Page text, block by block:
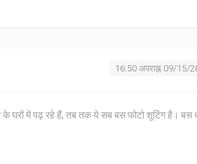
16:50 अपराह्न 09/15/
के घरों में पढ़ रहे हैं, तब तक ये सब बस फोटो शूटिंग है। बस